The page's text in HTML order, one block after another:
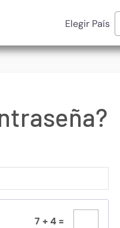
Elegir País
7 +4 =